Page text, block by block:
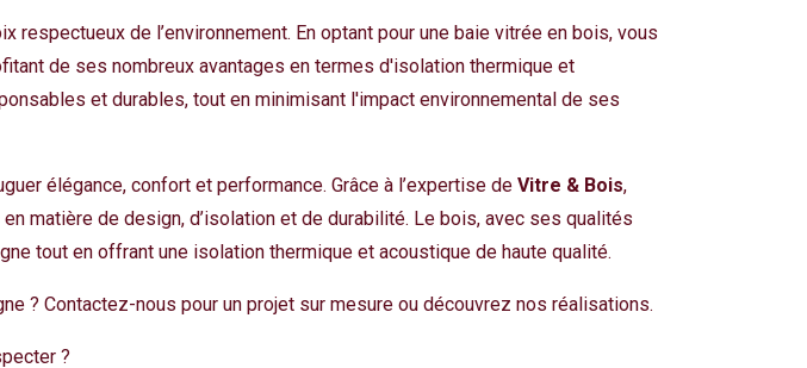
de l’environnement. En optant pour une baie vitrée en bois, vous
de ses nombreux avantages en termes d'isolation thermique et
et durables, tout en minimisant l'impact environnemental de ses
élégance, confort et performance. Grâce à l’expertise de Vitre & Bois,
matière de design, d’isolation et de durabilité. Le bois, avec ses qualités
tout en offrant une isolation thermique et acoustique de haute qualité.
? Contactez-nous pour un projet sur mesure ou découvrez nos réalisations.
?